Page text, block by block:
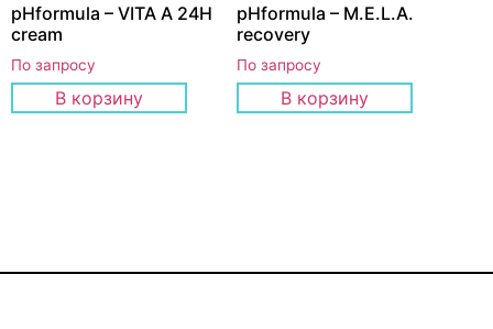
pHformula – VITA A 24H
cream
По запросу
В корзину
pHformula – M.E.L.A.
recovery
По запросу
В корзину